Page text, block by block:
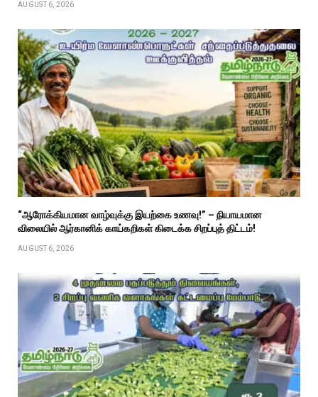
AUGUST 6, 2026
“ஆரோக்கியமான வாழ்வுக்கு இயற்கை உணவு!” – நியாயமான
விலையில் ஆர்கானிக் காய்கறிகள் கிடைக்க சிறப்புத் திட்டம்!
AUGUST 6, 2026